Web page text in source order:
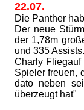
22.07.
Die Panther
Der neue
der 1,78m
und 335 Assists.
Charly Fliegauf
Spieler freuen,
dato neben
überzeugt hat"